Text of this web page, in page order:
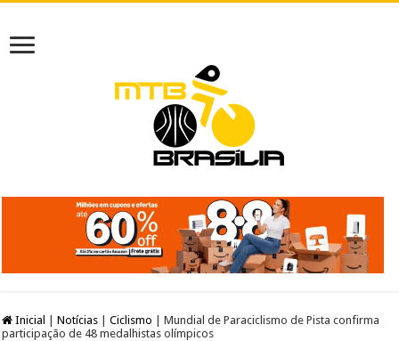
Inicial Notícias Ciclismo
Mundial de Paraciclismo de Pista confirma
participação de 48 medalhistas olímpicos